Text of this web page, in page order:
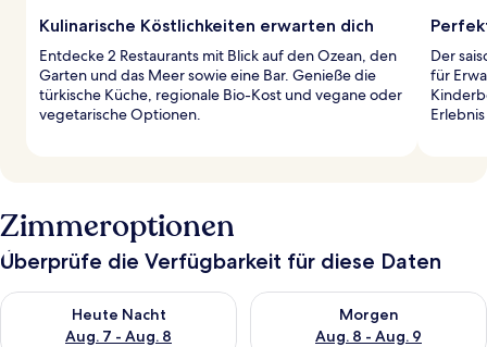
Kulinarische Köstlichkeiten erwarten dich
Entdecke 2 Restaurants mit Blick auf den Ozean, den
Garten und das Meer sowie eine Bar. Genieße die
türkische Küche, regionale Bio-Kost und vegane oder
vegetarische Optionen.
Der
für
Zimmeroptionen
Überprüfe die Verfügbarkeit für diese Daten
Heute Nacht
Aug. 7 - Aug. 8
Überprüfe die Verfügbarkeit für heute Nacht, Aug. 7 - Aug. 8.
Morgen
Aug. 8 - Aug. 9
Überprüfe die Verfügbarkeit